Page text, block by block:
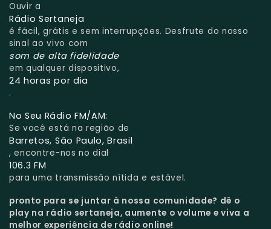
Ouvir a
Rádio Sertaneja
é fácil, grátis e sem interrupções. Desfrute do nosso
sinal ao vivo com
som de alta fidelidade
em qualquer dispositivo,
24 horas por dia
.
No Seu Rádio FM/AM:
Se você está na região de
Barretos, São Paulo, Brasil
, encontre-nos no dial
106.3 FM
para uma transmissão nítida e estável.
pronto para se juntar à nossa comunidade? dê o
play na rádio sertaneja, aumente o volume e viva a
melhor experiência de rádio online!